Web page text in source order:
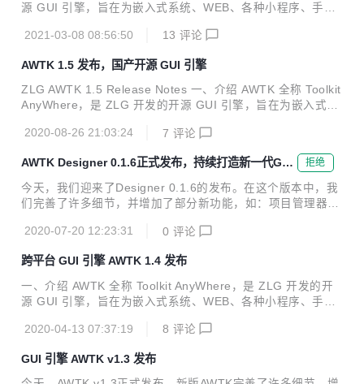
源 GUI 引擎，旨在为嵌入式系统、WEB、各种小程序、手机
效可靠、简单易用、可轻松做出炫酷效果的 GUI 引擎。 欢迎
个方面： Toolkit AnyWhere。 ZLG 物联网操作系统 AWorks
OS 内置 GUI。 AWTK 源码仓库： 主源码仓库：https://githu
b.com/zlgopen/awtk 镜像源码仓库：https://gitee.com/zlgop
en/awtk A...
2021-03-08 08:56:50 13 评论
AWTK 1.5 发布，国产开源 GUI 引擎
ZLG AWTK 1.5 Release Notes 一、介绍 AWTK 全称 Toolkit
AnyWhere，是 ZLG 开发的开源 GUI 引擎，旨在为嵌入式系
为用户提供一个功能强大、高效可靠、简单易用、可轻松做出
炫酷效果的 GUI 引擎。 欢迎广大开发者一起参与开发：生态
共建计划。 AWTK 寓意有两个方面： Toolkit AnyWhere。 ZL
G 物联网操作系统 AWorksOS 内置 GUI。 AWTK 源码仓库：
主源码仓库：https://github.com/zlgopen/awtk 镜像源码仓
2020-08-26 21:03:24 7 评论
AWTK Designer 0.1.6正式发布，持续打造新一代GUI
设计平台
拒绝
今天，我们迎来了Designer 0.1.6的发布。在这个版本中，我
们完善了许多细节，并增加了部分新功能，如：项目管理器窗
面添加续期功能等。 AWTK Designer是专门用来制作AWTK
成复杂的界面设计，而且可以随时预览效果图。通过AWTK D
esigner即可完成UI界面元素的布局、设置控件属性、给控件
添加动画效果和设置样式等。 得益于AWTK强大的功能和跨平
天，我们迎来了Designer 0.1.6的发布。在这个...
2020-07-20 12:23:31 0 评论
跨平台 GUI 引擎 AWTK 1.4 发布
一、介绍 AWTK 全称 Toolkit AnyWhere，是 ZLG 开发的开
源 GUI 引擎，旨在为嵌入式系统、WEB、各种小程序、手机
效可靠、简单易用、可轻松做出炫酷效果的 GUI 引擎。 欢迎
个方面： Toolkit AnyWhere。 ZLG 物联网操作系统 AWorks
OS 内置 GUI。 AWTK 源码仓库： 主源码仓库：https://githu
2020-04-13 07:37:19 8 评论
GUI 引擎 AWTK v1.3 发布